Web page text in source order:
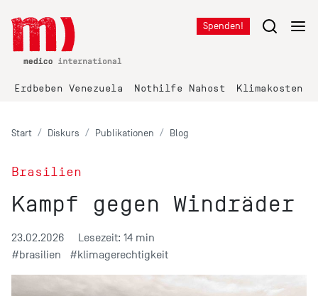
Spenden!
Erdbeben Venezuela Nothilfe Nahost Klimakosten
Start Diskurs Publikationen Blog
Brasilien
Kampf gegen Windräder
23.02.2026
Lesezeit: 14 min
#brasilien
#klimagerechtigkeit